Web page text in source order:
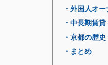
・外国人オ
・中長期賃
・京都の歴
・まとめ